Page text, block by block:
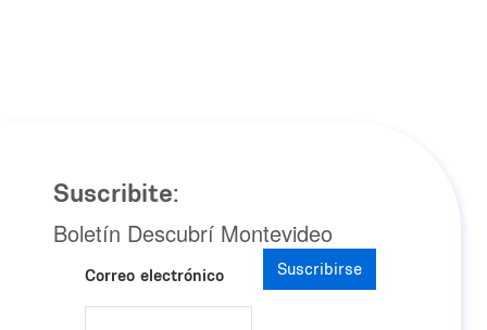
Suscribite:
Boletín Descubrí Montevideo
Correo electrónico Suscribirse